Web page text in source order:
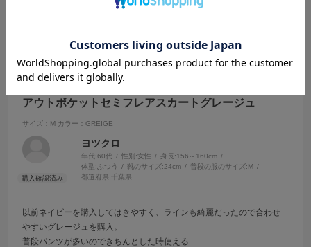
アウトボケットセミフレアスカートグレージュ
サイズ：M カラー：GREIGE
ヨツクロ
年代:60代 性別:女性 身長:156～160cm
体型: ふつう 靴のサイズ:24cm 普段の服のサイズ:M
都道府県:千葉県
以前ネイビーを購入してはきやすく、ラインも綺麗だったので合わせ
やすいグレージュを購入。
普段パンツが多いのできちんとした時使える